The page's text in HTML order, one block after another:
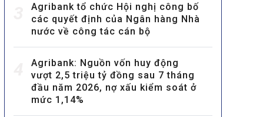
Agribank tổ chức Hội nghị công bố
các quyết định của Ngân hàng Nhà
nước về công tác cán bộ
Agribank: Nguồn vốn huy động
vượt 2,5 triệu tỷ đồng sau 7 tháng
đầu năm 2026, nợ xấu kiểm soát ở
mức 1,14%